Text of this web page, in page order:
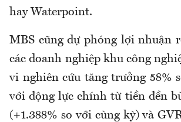
hay Waterpoint.
MBS cũng dự phóng lợi nhuận
các doanh nghiệp khu công
vi nghiên cứu tăng trưởng 58%
với động lực chính từ tiền đền
(+1.388% so với cùng kỳ) và